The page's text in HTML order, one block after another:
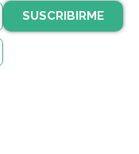
SUSCRIBIRME